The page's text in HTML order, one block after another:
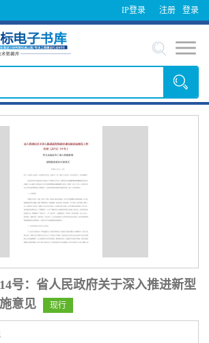
IP登录 登录
注册
号：省人民政府关于深入推进新型
意见
现行